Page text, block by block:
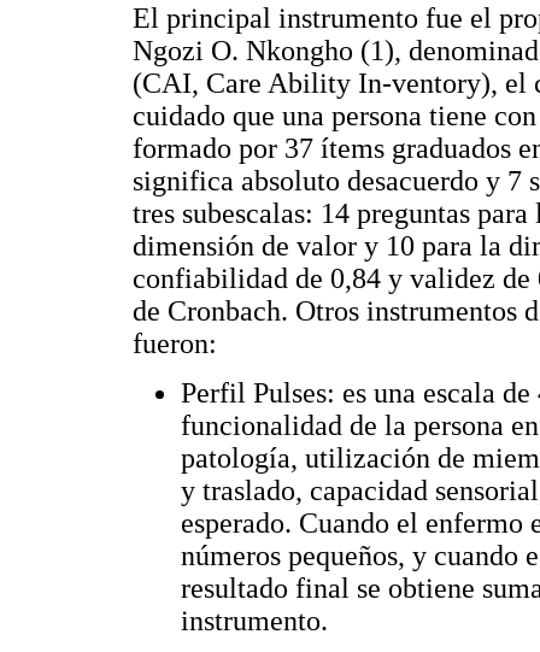
El principal instrumento fue el
Ngozi O. Nkongho (1),
(CAI, Care Ability In-ventory), el
cuidado que una persona tiene
formado por 37 ítems graduados
significa absoluto desacuerdo y
tres subescalas: 14 preguntas
dimensión de valor y 10 para la
confiabilidad de 0,84 y validez
de Cronbach. Otros instrumentos
fueron:
Perfil Pulses: es una escala
funcionalidad de la persona
patología, utilización de
y traslado, capacidad
esperado. Cuando el enfermo
números pequeños, y cuando
resultado final se obtiene
instrumento.